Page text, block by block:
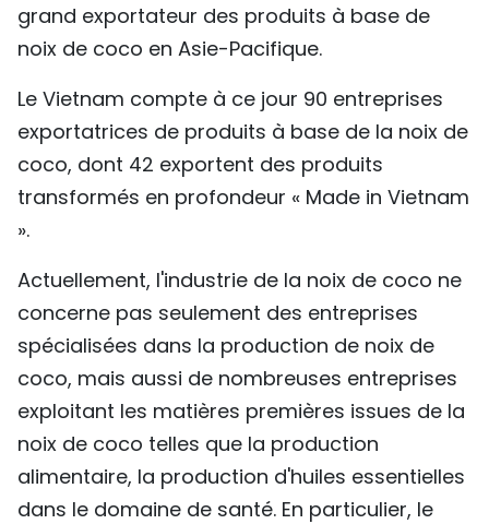
grand exportateur des produits à base de
noix de coco en Asie-Pacifique.
Le Vietnam compte à ce jour 90 entreprises
exportatrices de produits à base de la noix de
coco, dont 42 exportent des produits
transformés en profondeur « Made in Vietnam
».
Actuellement, l'industrie de la noix de coco ne
concerne pas seulement des entreprises
spécialisées dans la production de noix de
coco, mais aussi de nombreuses entreprises
exploitant les matières premières issues de la
noix de coco telles que la production
alimentaire, la production d'huiles essentielles
dans le domaine de santé. En particulier, le